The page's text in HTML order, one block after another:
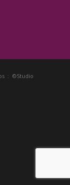
: ©Studio